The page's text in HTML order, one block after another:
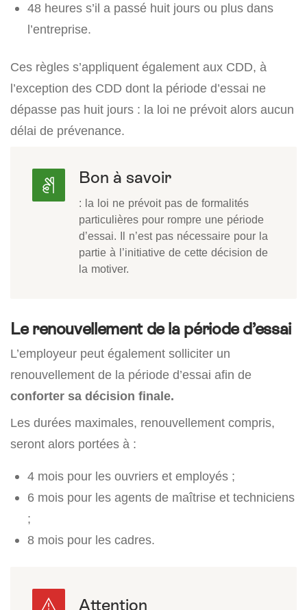
48 heures s’il a passé huit jours ou plus dans
l’entreprise.
Ces règles s’appliquent également aux CDD, à
l’exception des CDD dont la période d’essai ne
dépasse pas huit jours : la loi ne prévoit alors aucun
délai de prévenance.
Bon à savoir
: la loi ne prévoit pas de formalités
particulières pour rompre une période
d’essai. Il n’est pas nécessaire pour la
partie à l’initiative de cette décision de
la motiver.
Le renouvellement de la période d’essai
L’employeur peut également solliciter un
renouvellement de la période d’essai afin de
conforter sa décision finale.
Les durées maximales, renouvellement compris,
seront alors portées à :
4 mois pour les ouvriers et employés ;
6 mois pour les agents de maîtrise et techniciens
;
8 mois pour les cadres.